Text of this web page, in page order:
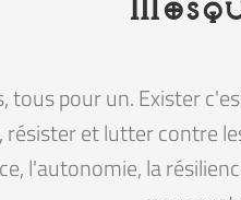
tous pour un. Exister
et lutter contre
l'autonomie, la